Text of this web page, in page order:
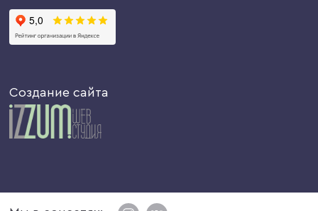
Создание сайта